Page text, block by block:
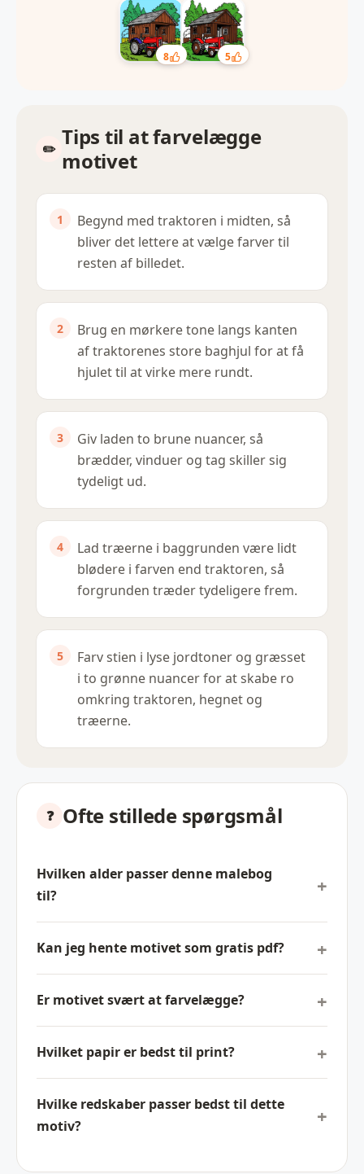
8 5
Tips til at farvelægge
motivet
Begynd med traktoren i midten, så
bliver det lettere at vælge farver til
resten af billedet.
Brug en mørkere tone langs kanten
af traktorenes store baghjul for at få
hjulet til at virke mere rundt.
Giv laden to brune nuancer, så
brædder, vinduer og tag skiller sig
tydeligt ud.
Lad træerne i baggrunden være lidt
blødere i farven end traktoren, så
forgrunden træder tydeligere frem.
Farv stien i lyse jordtoner og græsset
i to grønne nuancer for at skabe ro
omkring traktoren, hegnet og
træerne.
Ofte stillede spørgsmål
Hvilken alder passer denne malebog
til?
Kan jeg hente motivet som gratis pdf?
Er motivet svært at farvelægge?
Hvilket papir er bedst til print?
Hvilke redskaber passer bedst til dette
motiv?